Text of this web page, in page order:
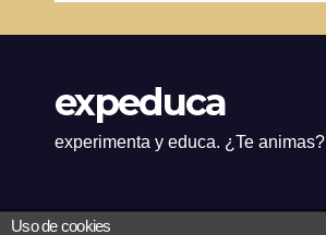
expeduca
experimenta y educa. ¿Te animas?
Uso de cookies